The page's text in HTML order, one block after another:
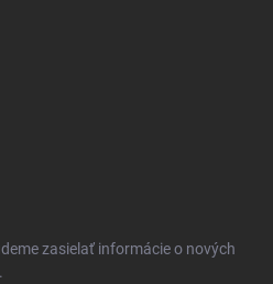
zasielať informácie o nových